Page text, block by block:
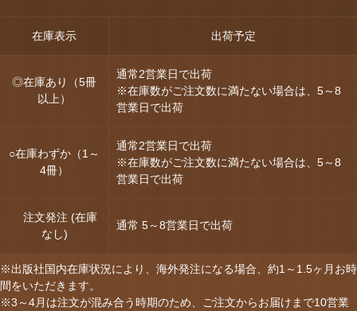
在庫表示 出荷予定
◎在庫あり（5冊
以上）
通常2営業日で出荷
※在庫数がご注文数に満たない場合は、5～8
営業日で出荷
○在庫わずか（1～
4冊）
通常2営業日で出荷
※在庫数がご注文数に満たない場合は、5～8
営業日で出荷
注文発注 (在庫
なし)
通常 5～8営業日で出荷
※出版社国内在庫状況により、海外発注になる場合、約1～1.5ヶ月お時
間をいただきます。
※3～4月は注文が混み合う時期のため、ご注文からお届けまで10営業